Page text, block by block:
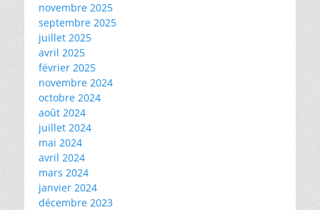
novembre 2025
septembre 2025
juillet 2025
avril 2025
février 2025
novembre 2024
octobre 2024
août 2024
juillet 2024
mai 2024
avril 2024
mars 2024
janvier 2024
décembre 2023